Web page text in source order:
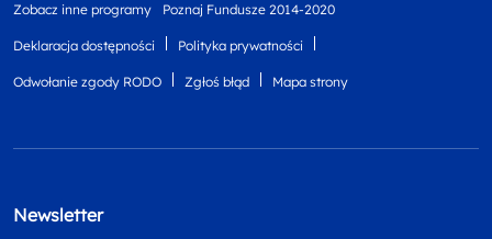
Zobacz inne programy Poznaj Fundusze 2014-2020
Deklaracja dostępności Polityka prywatności
Odwołanie zgody RODO Zgłoś błąd Mapa strony
Newsletter